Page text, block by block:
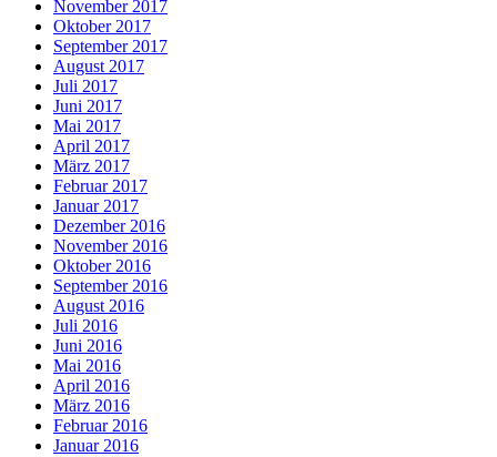
November 2017
Oktober 2017
September 2017
August 2017
Juli 2017
Juni 2017
Mai 2017
April 2017
März 2017
Februar 2017
Januar 2017
Dezember 2016
November 2016
Oktober 2016
September 2016
August 2016
Juli 2016
Juni 2016
Mai 2016
April 2016
März 2016
Februar 2016
Januar 2016